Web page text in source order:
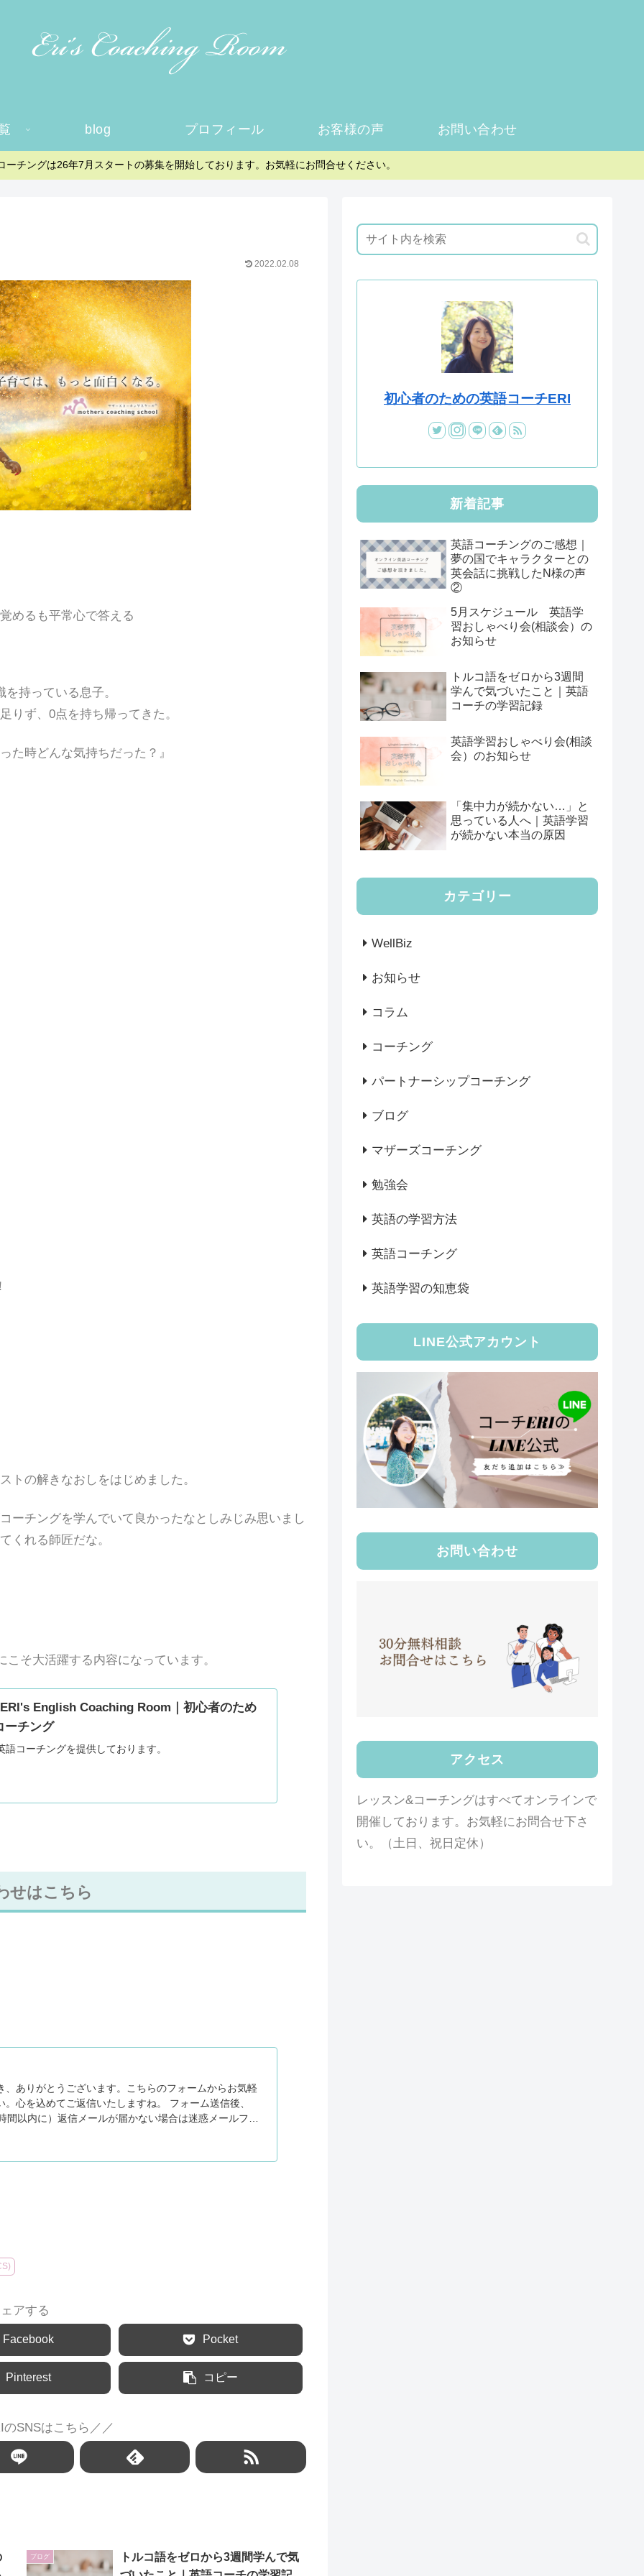
blog プロフィール お客様の声 お問い合わせ
ーチングは26年7月スタートの募集を開始しております。お気軽にお問合せください。
2022.02.08
めるも平常心で答える
持っている息子。
りず、0点を持ち帰ってきた。
た時どんな気持ちだった？』
トの解きなおしをはじめました。
ーチングを学んでいて良かったなとしみじみ思いまし
くれる師匠だな。
そ大活躍する内容になっています。
English Coaching Room｜初心者のため
ーチング
コーチングを提供しております。
せはこちら
、ありがとうございます。こちらのフォームからお気軽
心を込めてご返信いたしますね。 フォーム送信後、
間以内に）返信メールが届かない場合は迷惑メールフォ
アする
Facebook Pocket
Pinterest コピー
SNSはこちら／／
ブログ
トルコ語をゼロから3週間学んで気
初心者のための英語コーチERI
新着記事
英語コーチングのご感想｜
夢の国でキャラクターとの
英会話に挑戦したN様の声
②
5月スケジュール 英語学
習おしゃべり会(相談会）の
お知らせ
トルコ語をゼロから3週間
学んで気づいたこと｜英語
コーチの学習記録
英語学習おしゃべり会(相談
会）のお知らせ
「集中力が続かない…」と
思っている人へ｜英語学習
が続かない本当の原因
カテゴリー
WellBiz
お知らせ
コラム
コーチング
パートナーシップコーチング
ブログ
マザーズコーチング
勉強会
英語の学習方法
英語コーチング
英語学習の知恵袋
LINE公式アカウント
お問い合わせ
アクセス
レッスン&コーチングはすべてオンラインで
開催しております。お気軽にお問合せ下さ
い。（土日、祝日定休）